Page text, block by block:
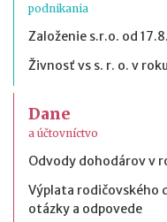
podnikania
Založenie s.r.o. od
Živnosť vs s. r. o. v
Dane
a účtovníctvo
Odvody dohodárov v
Výplata rodičovského
otázky a odpovede